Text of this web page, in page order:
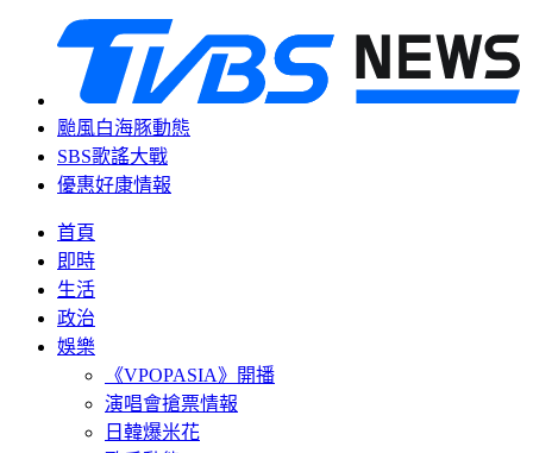
颱風白海豚動態
SBS歌謠大戰
優惠好康情報
首頁
即時
生活
政治
娛樂
《VPOPASIA》開播
演唱會搶票情報
日韓爆米花